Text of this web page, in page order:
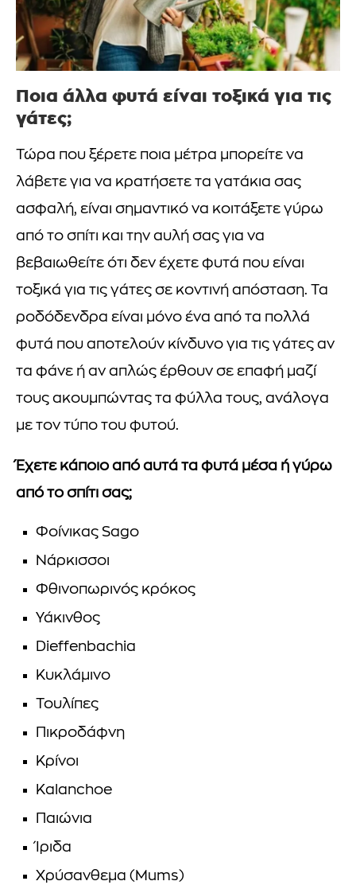
Ποια άλλα φυτά είναι τοξικά για τις
γάτες;
Τώρα που ξέρετε ποια μέτρα μπορείτε να
λάβετε για να κρατήσετε τα γατάκια σας
ασφαλή, είναι σημαντικό να κοιτάξετε γύρω
από το σπίτι και την αυλή σας για να
βεβαιωθείτε ότι δεν έχετε φυτά που είναι
τοξικά για τις γάτες σε κοντινή απόσταση. Τα
ροδόδενδρα είναι μόνο ένα από τα πολλά
φυτά που αποτελούν κίνδυνο για τις γάτες αν
τα φάνε ή αν απλώς έρθουν σε επαφή μαζί
τους ακουμπώντας τα φύλλα τους, ανάλογα
με τον τύπο του φυτού.
Έχετε κάποιο από αυτά τα φυτά μέσα ή γύρω
από το σπίτι σας;
Φοίνικας Sago
Νάρκισσοι
Φθινοπωρινός κρόκος
Υάκινθος
Dieffenbachia
Κυκλάμινο
Τουλίπες
Πικροδάφνη
Κρίνοι
Kalanchoe
Παιώνια
Ίριδα
Χρύσανθεμα (Mums)